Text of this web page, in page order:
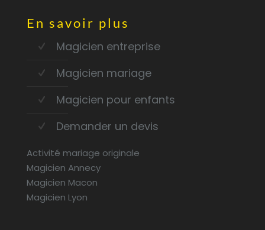
En savoir plus
Magicien entreprise
Magicien mariage
Magicien pour enfants
Demander un devis
Activité mariage originale
Magicien Annecy
Magicien Macon
Magicien Lyon